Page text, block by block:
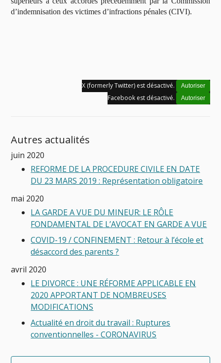
d’indemnisation des victimes d’infractions pénales (CIVI).
X (formerly Twitter) est désactivé. Autoriser
Facebook est désactivé. Autoriser
Autres actualités
juin 2020
REFORME DE LA PROCEDURE CIVILE EN DATE
DU 23 MARS 2019 : Représentation obligatoire
mai 2020
LA GARDE A VUE DU MINEUR: LE RÔLE
FONDAMENTAL DE L’AVOCAT EN GARDE A VUE
COVID-19 / CONFINEMENT : Retour à l’école et
désaccord des parents ?
avril 2020
LE DIVORCE : UNE RÉFORME APPLICABLE EN
2020 APPORTANT DE NOMBREUSES
MODIFICATIONS
Actualité en droit du travail : Ruptures
conventionnelles - CORONAVIRUS